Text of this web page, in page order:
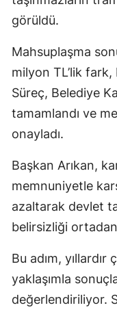
görüldü.
Mahsuplaşma
milyon TL’lik
Süreç, Belediye
tamamlandı ve
onayladı.
Başkan Arıkan,
memnuniyetle
azaltarak devlet
belirsizliği
Bu adım,
yaklaşımla
değerlendiriliyor.